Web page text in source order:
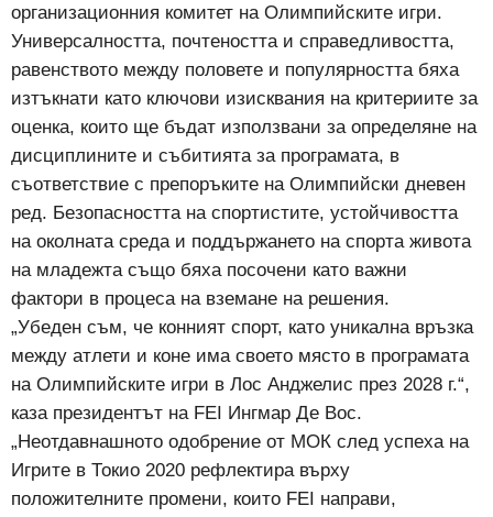
организационния комитет на Олимпийските игри.
Универсалността, почтеността и справедливостта,
равенството между половете и популярността бяха
изтъкнати като ключови изисквания на критериите за
оценка, които ще бъдат използвани за определяне на
дисциплините и събитията за програмата, в
съответствие с препоръките на Олимпийски дневен
ред. Безопасността на спортистите, устойчивостта
на околната среда и поддържането на спорта живота
на младежта също бяха посочени като важни
фактори в процеса на вземане на решения.
„Убеден съм, че конният спорт, като уникална връзка
между атлети и коне има своето място в програмата
на Олимпийските игри в Лос Анджелис през 2028 г.“,
каза президентът на FEI Ингмар Де Вос.
„Неотдавнашното одобрение от МОК след успеха на
Игрите в Токио 2020 рефлектира върху
положителните промени, които FEI направи,